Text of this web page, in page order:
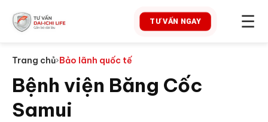
TƯ VẤN NGAY ☰
Trang chủ›Bảo lãnh quốc tế
Bệnh viện Băng Cốc
Samui